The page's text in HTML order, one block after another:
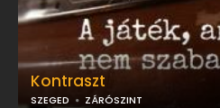
Kontraszt
SZEGED ZÁRÓSZINT